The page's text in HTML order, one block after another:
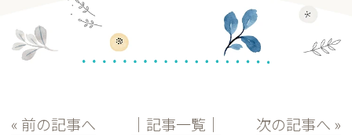
« 前の記事へ │記事一覧│ 次の記事へ »